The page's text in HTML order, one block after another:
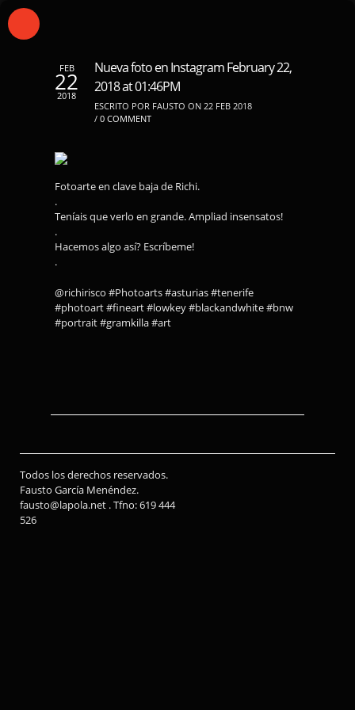
FEB
22
2018
Nueva foto en Instagram February 22,
2018 at 01:46PM
ESCRITO POR FAUSTO ON 22 FEB 2018
/ 0 COMMENT
Fotoarte en clave baja de Richi.
.
Teníais que verlo en grande. Ampliad insensatos!
.
Hacemos algo así? Escríbeme!
.
@richirisco #Photoarts #asturias #tenerife
#photoart #fineart #lowkey #blackandwhite #bnw
#portrait #gramkilla #art
Todos los derechos reservados.
Fausto García Menéndez.
fausto@lapola.net . Tfno: 619 444
526